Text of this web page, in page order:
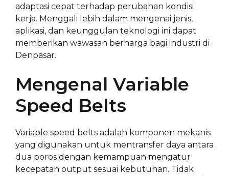
adaptasi cepat terhadap perubahan kondisi
kerja. Menggali lebih dalam mengenai jenis,
aplikasi, dan keunggulan teknologi ini dapat
memberikan wawasan berharga bagi industri di
Denpasar.
Mengenal Variable
Speed Belts
Variable speed belts adalah komponen mekanis
yang digunakan untuk mentransfer daya antara
dua poros dengan kemampuan mengatur
kecepatan output sesuai kebutuhan. Tidak